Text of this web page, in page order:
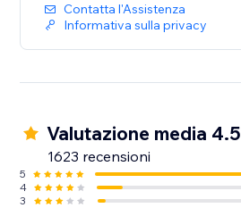
Contatta l'Assistenza
Informativa sulla privacy
Valutazione media 4.5
1623 recensioni
5
4
3